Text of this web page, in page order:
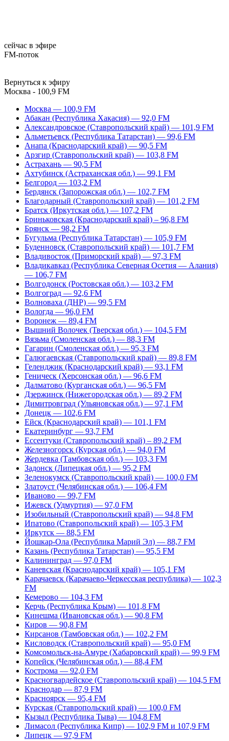
сейчас в эфире
FM-поток
Вернуться к эфиру
Москва - 100,9 FM
Москва — 100,9 FM
Абакан (Республика Хакасия) — 92,0 FM
Александровское (Ставропольский край) — 101,9 FM
Альметьевск (Республика Татарстан) — 99,6 FM
Анапа (Краснодарский край) — 90,5 FM
Арзгир (Ставропольский край) — 103,8 FM
Астрахань — 90,5 FM
Ахтубинск (Астраханская обл.) — 99,1 FM
Белгород — 103,2 FM
Бердянск (Запорожская обл.) — 102,7 FM
Благодарный (Ставропольский край) — 101,2 FM
Братск (Иркутская обл.) — 107,2 FM
Бриньковская (Краснодарский край) – 96,8 FM
Брянск — 98,2 FM
Бугульма (Республика Татарстан) — 105,9 FM
Буденновск (Ставропольский край) — 101,7 FM
Владивосток (Приморский край) — 97,3 FM
Владикавказ (Республика Северная Осетия — Алания)
— 106,7 FM
Волгодонск (Ростовская обл.) — 103,2 FM
Волгоград — 92,6 FM
Волноваха (ДНР) — 99,5 FM
Вологда — 96,0 FM
Воронеж — 89,4 FM
Вышний Волочек (Тверская обл.) — 104,5 FM
Вязьма (Смоленская обл.) — 88,3 FM
Гагарин (Смоленская обл.) — 95,3 FM
Галюгаевская (Ставропольский край) — 89,8 FM
Геленджик (Краснодарский край) — 93,1 FM
Геническ (Херсонская обл.) — 96,6 FM
Далматово (Курганская обл.) — 96,5 FM
Дзержинск (Нижегородская обл.) — 89,2 FM
Димитровград (Ульяновская обл.) — 97,1 FM
Донецк — 102,6 FM
Ейск (Краснодарский край) — 101,1 FM
Екатеринбург — 93,7 FM
Ессентуки (Ставропольский край) – 89,2 FM
Железногорск (Курская обл.) — 94,0 FM
Жердевка (Тамбовская обл.) — 103,3 FM
Задонск (Липецкая обл.) — 95,2 FM
Зеленокумск (Ставропольский край) — 100,0 FM
Златоуст (Челябинская обл.) — 106,4 FM
Иваново — 99,7 FM
Ижевск (Удмуртия) — 97,0 FM
Изобильный (Ставропольский край) — 94,8 FM
Ипатово (Ставропольский край) — 105,3 FM
Иркутск — 88,5 FM
Йошкар-Ола (Республика Марий Эл) — 88,7 FM
Казань (Республика Татарстан) — 95,5 FM
Калининград — 97,0 FM
Каневская (Краснодарский край) — 105,1 FM
Карачаевск (Карачаево-Черкесская республика) — 102,3
FM
Кемерово — 104,3 FM
Керчь (Республика Крым) — 101,8 FM
Кинешма (Ивановская обл.) — 90,8 FM
Киров — 90,8 FM
Кирсанов (Тамбовская обл.) — 102,2 FM
Кисловодск (Ставропольский край) — 95,0 FM
Комсомольск-на-Амуре (Хабаровский край) — 99,9 FM
Копейск (Челябинская обл.) — 88,4 FM
Кострома — 92,0 FM
Красногвардейское (Ставропольский край) — 104,5 FM
Краснодар — 87,9 FM
Красноярск — 95,4 FM
Курская (Ставропольский край) — 100,0 FM
Кызыл (Республика Тыва) — 104,8 FM
Лимасол (Республика Кипр) — 102,9 FM и 107,9 FM
Липецк — 97,9 FM